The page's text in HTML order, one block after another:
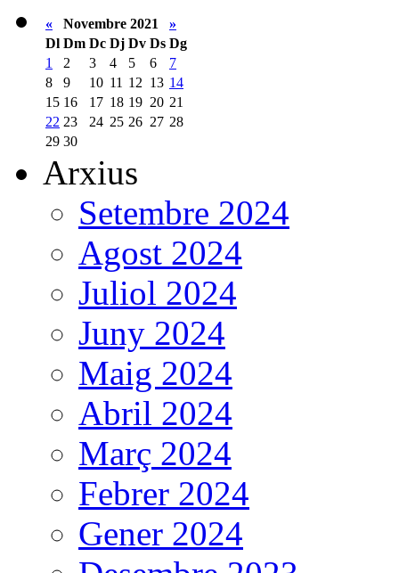
« Novembre 2021
»
Dl Dm Dc Dj Dv Ds Dg
1
2 3 4 5 6
7
8
9 10 11 12 13 14
15 16 17 18 19 20 21
22 23 24 25 26 27 28
29 30
Arxius
Setembre 2024
Agost 2024
Juliol 2024
Juny 2024
Maig 2024
Abril 2024
Març 2024
Febrer 2024
Gener 2024